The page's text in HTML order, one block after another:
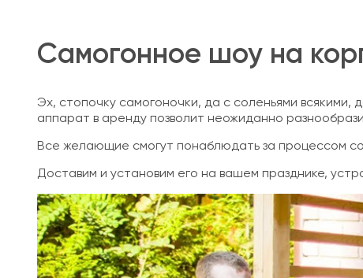
Самогонное шоу на
Эх, стопочку самогоночки, да с соленьями
аппарат в аренду позволит неожиданно
Все желающие смогут понаблюдать за процессом
Доставим и установим его на вашем празднике,